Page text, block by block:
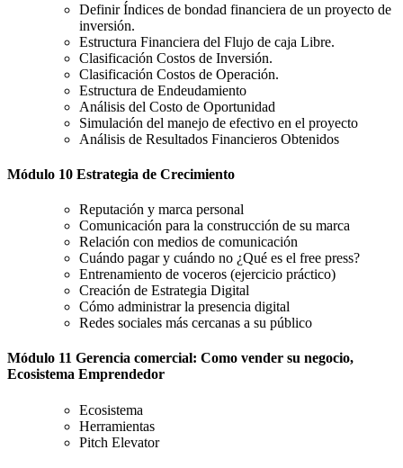
Definir Índices de bondad financiera de un proyecto de
inversión.
Estructura Financiera del Flujo de caja Libre.
Clasificación Costos de Inversión.
Clasificación Costos de Operación.
Estructura de Endeudamiento
Análisis del Costo de Oportunidad
Simulación del manejo de efectivo en el proyecto
Análisis de Resultados Financieros Obtenidos
Módulo 10 Estrategia de Crecimiento
Reputación y marca personal
Comunicación para la construcción de su marca
Relación con medios de comunicación
Cuándo pagar y cuándo no ¿Qué es el free press?
Entrenamiento de voceros (ejercicio práctico)
Creación de Estrategia Digital
Cómo administrar la presencia digital
Redes sociales más cercanas a su público
Módulo 11 Gerencia comercial: Como vender su negocio,
Ecosistema Emprendedor
Ecosistema
Herramientas
Pitch Elevator